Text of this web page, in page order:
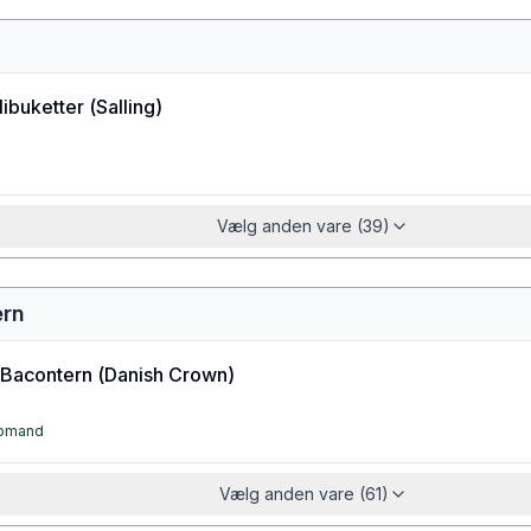
(Salling)
Vælg anden vare (39)
(Danish Crown)
Vælg anden vare (61)